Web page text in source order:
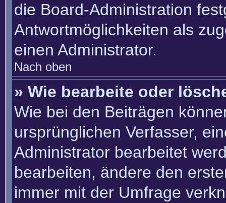
die Board-Administration
Antwortmöglichkeiten als
einen Administrator.
Nach oben
» Wie bearbeite oder
Wie bei den Beiträgen
ursprünglichen Verfasser,
Administrator bearbeitet
bearbeiten, ändere den
immer mit der Umfrage